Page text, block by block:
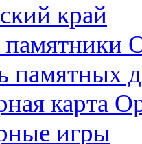
край
памятных
карта
игры